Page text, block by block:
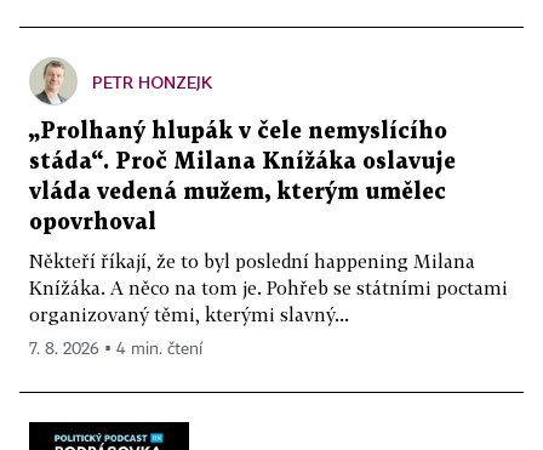
PETR HONZEJK
„Prolhaný hlupák v čele nemyslícího
stáda“. Proč Milana Knížáka oslavuje
vláda vedená mužem, kterým umělec
opovrhoval
Někteří říkají, že to byl poslední happening Milana
Knížáka. A něco na tom je. Pohřeb se státními poctami
organizovaný těmi, kterými slavný...
7. 8. 2026 ▪ 4 min. čtení